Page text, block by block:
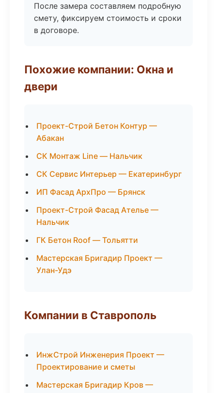
После замера составляем подробную
смету, фиксируем стоимость и сроки
в договоре.
Похожие компании: Окна и
двери
Проект-Строй Бетон Контур —
Абакан
СК Монтаж Line — Нальчик
СК Сервис Интерьер — Екатеринбург
ИП Фасад АрхПро — Брянск
Проект-Строй Фасад Ателье —
Нальчик
ГК Бетон Roof — Тольятти
Мастерская Бригадир Проект —
Улан-Удэ
Компании в Ставрополь
ИнжСтрой Инженерия Проект —
Проектирование и сметы
Мастерская Бригадир Кров —